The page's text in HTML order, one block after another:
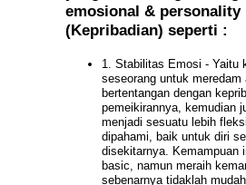
emosional & personality
(Kepribadian) seperti :
1. Stabilitas Emosi - Yaitu
seseorang untuk meredam
bertentangan dengan
pemeikirannya, kemudian
menjadi sesuatu lebih
dipahami, baik untuk diri
disekitarnya. Kemampuan
basic, namun meraih
sebenarnya tidaklah